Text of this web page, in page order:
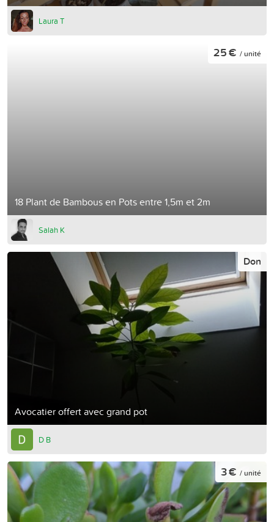
Laura T
18 Plant de Bambous en Pots entre 1,5m et 2m
25 € / unité
Salah K
Avocatier offert avec grand pot
Don
D B
3 € / unité